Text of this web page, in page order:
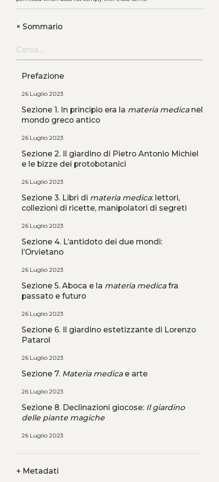
+Sommario
Prefazione
26 Luglio 2023
Sezione 1. In principio era la materia medicanel
mondo greco antico
26 Luglio 2023
Sezione 2. Il giardino di Pietro Antonio Michiel
e le bizze dei protobotanici
26 Luglio 2023
Sezione 3. Libri di materia medica: lettori,
collezioni di ricette, manipolatori di segreti
26 Luglio 2023
Sezione 4. L’antidoto dei due mondi:
l’Orvietano
26 Luglio 2023
Sezione 5. Aboca e la materia medicafra
passato e futuro
26 Luglio 2023
Sezione 6. Il giardino estetizzante di Lorenzo
Patarol
26 Luglio 2023
Sezione 7. Materia medicae arte
26 Luglio 2023
Sezione 8. Declinazioni giocose: Il giardino
delle piante magiche
26 Luglio 2023
+Metadati